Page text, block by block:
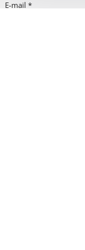
E-mail *